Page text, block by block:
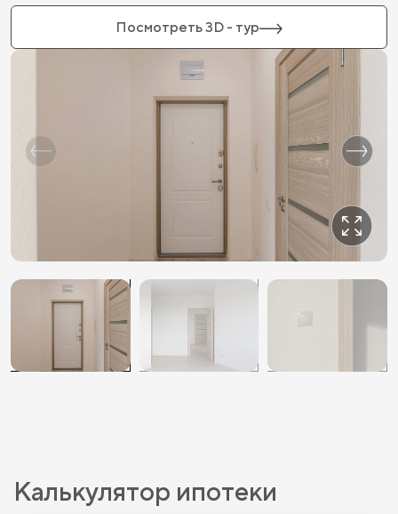
Посмотреть 3D - тур
Калькулятор ипотеки